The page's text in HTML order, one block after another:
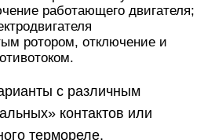
работающего двигателя;
ротором, отключение и
с различным
контактов или
термореле.